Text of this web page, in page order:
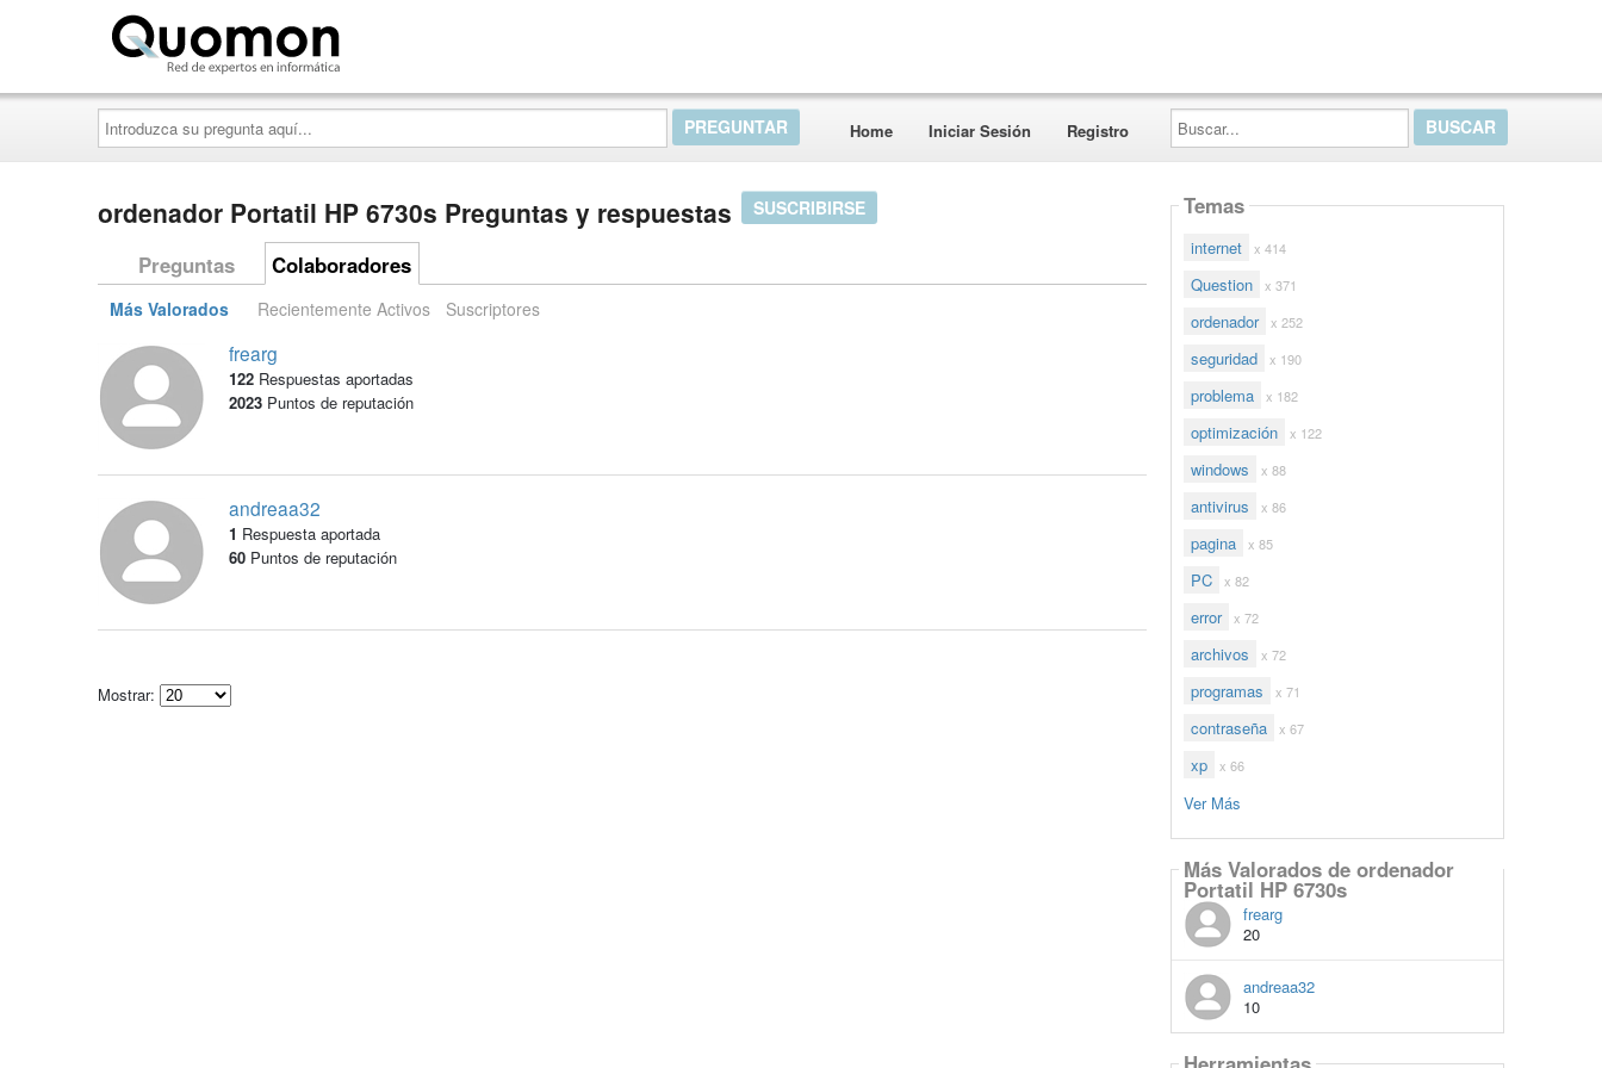
Introduzca
su
pregunta
aquí...
Home Iniciar Sesión Registro
Buscar...
ordenador Portatil HP 6730s Preguntas y respuestas SUSCRIBIRSE
Preguntas Colaboradores
Más Valorados Recientemente Activos Suscriptores
frearg
122 Respuestas aportadas
2023Puntos de reputación
andreaa32
1 Respuesta aportada
60Puntos de reputación
Mostrar:
Temas
internet x 414
Question x 371
ordenador x 252
seguridad x 190
problema x 182
optimización x 122
windows x 88
antivirus x 86
pagina x 85
PC x 82
error x 72
archivos x 72
programas x 71
contraseña x 67
xp x 66
Ver Más
Más Valorados de ordenador
Portatil HP 6730s
frearg
20
andreaa32
10